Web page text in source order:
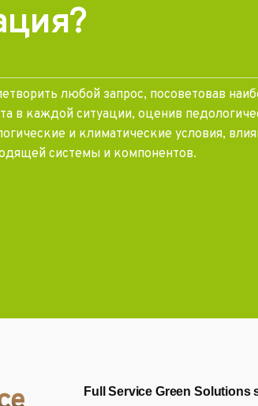
любой запрос, посоветовав
в каждой ситуации, оценив
и климатические условия,
системы и компонентов.
Full Service Green Solutions